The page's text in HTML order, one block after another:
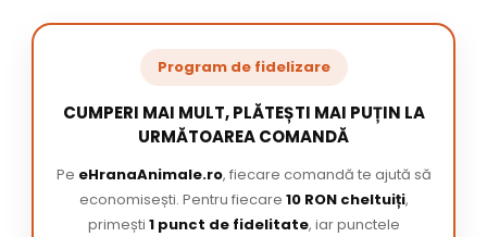
Program de fidelizare
CUMPERI MAI MULT, PLĂTEȘTI MAI PUȚIN LA
URMĂTOAREA COMANDĂ
Pe eHranaAnimale.ro, fiecare comandă te ajută să
economisești. Pentru fiecare 10 RON cheltuiți,
primești 1 punct de fidelitate, iar punctele